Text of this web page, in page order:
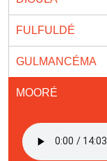
FULFULDÉ
GULMANCÉMA
MOORÉ